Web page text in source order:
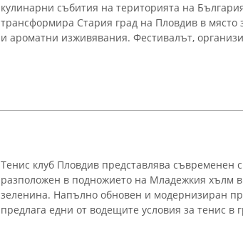
кулинарни събития на територията на
трансформира Стария град на Пловдив в място
и ароматни изживявания. Фестивалът,
Тенис клуб Пловдив представлява съвременен
разположен в подножието на Младежкия хълм
зеленина. Напълно обновен и модернизиран
предлага едни от водещите условия за тенис в